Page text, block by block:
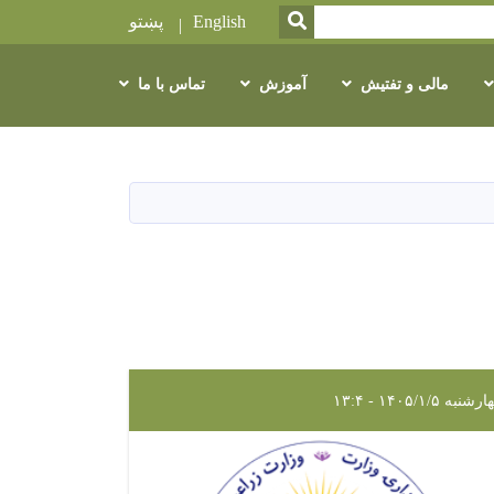
SEARCH
English پښتو
مالی و تفتیش آموزش تماس با ما
۱۴۰۵/۱/۵ - ۱۳:۴